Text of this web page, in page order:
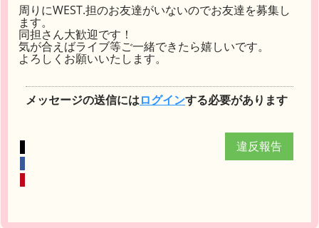
周りにWEST.担のお友達がいないのでお友達を募集し
ます。
同担さん大歓迎です！
気が合えばライブ等ご一緒できたら嬉しいです。
よろしくお願いいたします。
メッセージの送信にはログインする必要があります
違反報告